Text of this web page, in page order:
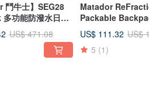
鬥牛士】SEG28
功能防潑水日用
US$ 471.08
Matador
Packable
防水便攜折疊背包
US$ 111.32 US$
5 (1)